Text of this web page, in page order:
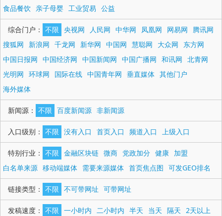
食品餐饮 亲子母婴 工业贸易 公益
综合门户： 不限 央视网 人民网 中华网 凤凰网 网易网
腾讯网
搜狐网
新浪网 千龙网 新华网 中国网 慧聪网 大众网
东方网
中国日报网 中国经济网 中国新闻网 中国广播网 和讯网 北青网
光明网 环球网 国际在线 中国青年网 垂直媒体 其他门户
海外媒体
新闻源： 不限 百度新闻源 非新闻源
入口级别： 不限 没有入口 首页入口 频道入口 上级入口
特别行业： 不限 金融区块链 微商 党政加分 健康 加盟
白名单来源 移动端媒体 需要来源媒体 首页焦点图 可发GEO排名
链接类型： 不限 不可带网址 可带网址
发稿速度： 不限 一小时内 二小时内 半天 当天 隔天 2天以上